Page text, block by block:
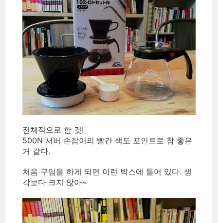
전체적으로 한 컷!
500N 서버 손잡이의 빨간 색도 포인트로 참 좋은
거 같다.
처음 구입을 하게 되면 이런 박스에 들어 있다. 생
각보다 크지 않아~